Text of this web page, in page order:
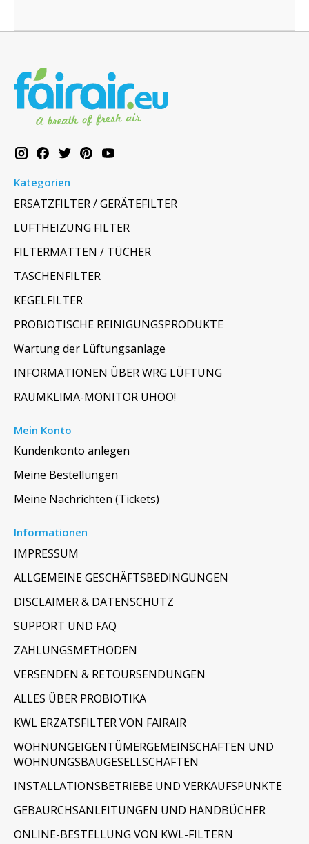
Kategorien
ERSATZFILTER / GERÄTEFILTER
LUFTHEIZUNG FILTER
FILTERMATTEN / TÜCHER
TASCHENFILTER
KEGELFILTER
PROBIOTISCHE REINIGUNGSPRODUKTE
Wartung der Lüftungsanlage
INFORMATIONEN ÜBER WRG LÜFTUNG
RAUMKLIMA-MONITOR UHOO!
Mein Konto
Kundenkonto anlegen
Meine Bestellungen
Meine Nachrichten (Tickets)
Informationen
IMPRESSUM
ALLGEMEINE GESCHÄFTSBEDINGUNGEN
DISCLAIMER & DATENSCHUTZ
SUPPORT UND FAQ
ZAHLUNGSMETHODEN
VERSENDEN & RETOURSENDUNGEN
ALLES ÜBER PROBIOTIKA
KWL ERZATSFILTER VON FAIRAIR
WOHNUNGEIGENTÜMERGEMEINSCHAFTEN UND
WOHNUNGSBAUGESELLSCHAFTEN
INSTALLATIONSBETRIEBE UND VERKAUFSPUNKTE
GEBAURCHSANLEITUNGEN UND HANDBÜCHER
ONLINE-BESTELLUNG VON KWL-FILTERN